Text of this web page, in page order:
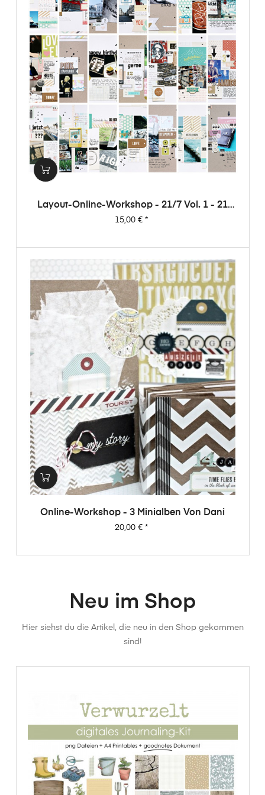
Layout-Online-Workshop - 21/7 Vol. 1 - 21
Layouts Aus 7 Papieren (von Dani)
Preis
15,00 €*
Online-Workshop - 3 Minialben Von Dani
Preis
20,00 €*
Neu im Shop
Hier siehst du die Artikel, die neu in den Shop gekommen
sind!